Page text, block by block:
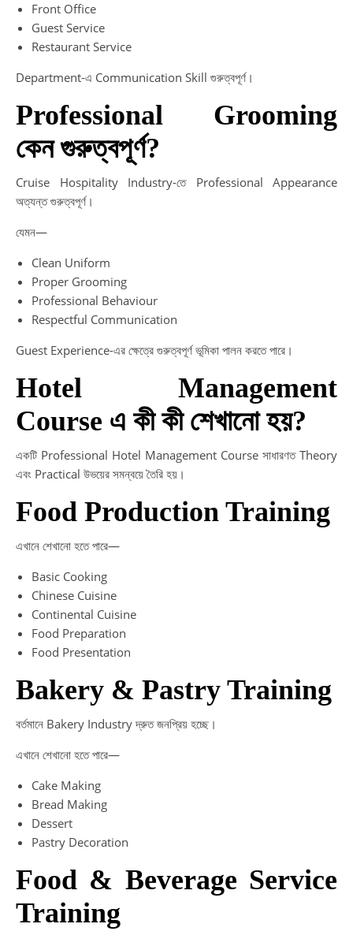
Front Office
Guest Service
Restaurant Service
Department-এ Communication Skill গুরুত্বপূর্ণ।
Professional Grooming
কেন গুরুত্বপূর্ণ?
Cruise Hospitality Industry-তে Professional Appearance
অত্যন্ত গুরুত্বপূর্ণ।
যেমন—
Clean Uniform
Proper Grooming
Professional Behaviour
Respectful Communication
Guest Experience-এর ক্ষেত্রে গুরুত্বপূর্ণ ভূমিকা পালন করতে পারে।
Hotel Management
Course এ কী কী শেখানো হয়?
একটি Professional Hotel Management Course সাধারণত Theory
এবং Practical উভয়ের সমন্বয়ে তৈরি হয়।
Food Production Training
এখানে শেখানো হতে পারে—
Basic Cooking
Chinese Cuisine
Continental Cuisine
Food Preparation
Food Presentation
Bakery & Pastry Training
বর্তমানে Bakery Industry দ্রুত জনপ্রিয় হচ্ছে।
এখানে শেখানো হতে পারে—
Cake Making
Bread Making
Dessert
Pastry Decoration
Food & Beverage Service
Training